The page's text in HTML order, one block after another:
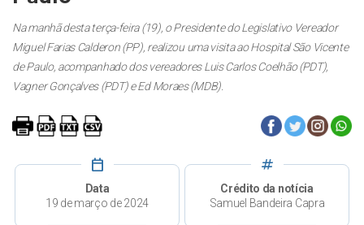
Na manhã desta terça-feira (19), o Presidente do Legislativo Vereador
Miguel Farias Calderon (PP), realizou uma visita ao Hospital São Vicente
de Paulo, acompanhado dos vereadores Luis Carlos Coelhão (PDT),
Vagner Gonçalves (PDT) e Ed Moraes (MDB).
calendar_today
Data
19 de março de 2024
tag
Crédito da notícia
Samuel Bandeira Capra